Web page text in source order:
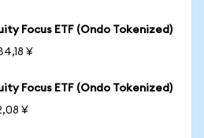
Focus ETF (Ondo Tokenized)
¥
Focus ETF (Ondo Tokenized)
¥